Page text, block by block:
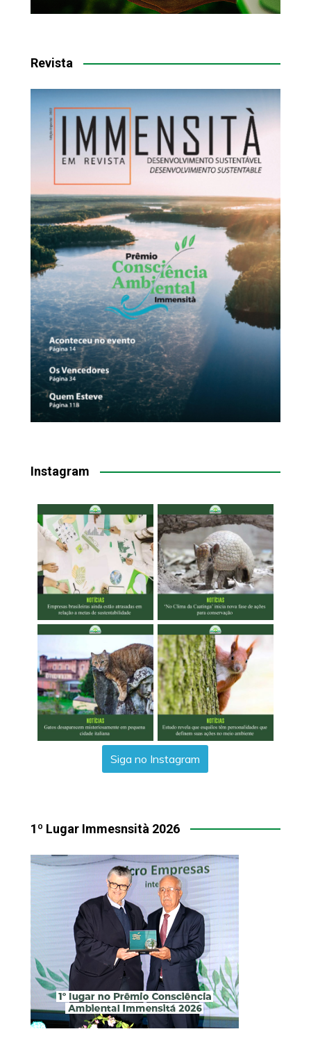
Revista
Instagram
Siga no Instagram
1º Lugar Immesnsità 2026